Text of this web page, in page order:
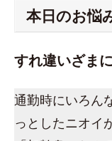
本日のお悩
すれ違いざま
通勤時にいろん
っとしたニオイ